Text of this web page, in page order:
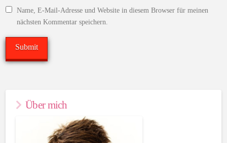
Name, E-Mail-Adresse und Website in diesem Browser für meinen
nächsten Kommentar speichern.
Über mich